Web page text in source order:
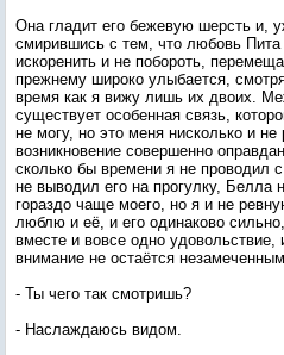
Она гладит его бежевую шерсть и,
смирившись с тем, что любовь Пита
искоренить и не побороть,
прежнему широко улыбается,
время как я вижу лишь их двоих.
существует особенная связь,
не могу, но это меня нисколько и не
возникновение совершенно
сколько бы времени я не проводил
не выводил его на прогулку, Белла
гораздо чаще моего, но я и не
люблю и её, и его одинаково
вместе и вовсе одно удовольствие,
внимание не остаётся
- Ты чего так смотришь?
- Наслаждаюсь видом.